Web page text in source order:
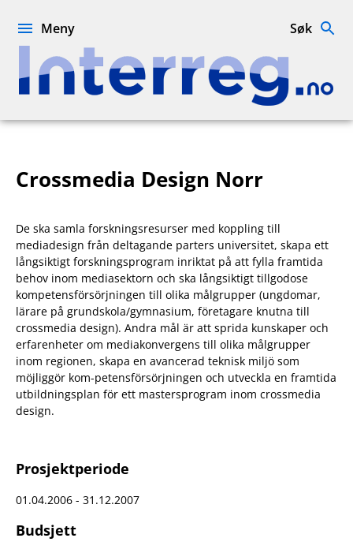
Interreg.no
Meny Søk
Crossmedia Design Norr
De ska samla forskningsresurser med koppling till
mediadesign från deltagande parters universitet, skapa ett
långsiktigt forskningsprogram inriktat på att fylla framtida
behov inom mediasektorn och ska långsiktigt tillgodose
kompetensförsörjningen till olika målgrupper (ungdomar,
lärare på grundskola/gymnasium, företagare knutna till
crossmedia design). Andra mål är att sprida kunskaper och
erfarenheter om mediakonvergens till olika målgrupper
inom regionen, skapa en avancerad teknisk miljö som
möjliggör kom-petensförsörjningen och utveckla en framtida
utbildningsplan för ett mastersprogram inom crossmedia
design.
Prosjektperiode
01.04.2006 - 31.12.2007
Budsjett